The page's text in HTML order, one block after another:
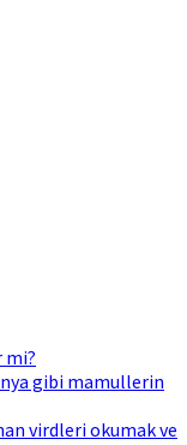
mi?
gibi mamullerin
virdleri okumak ve